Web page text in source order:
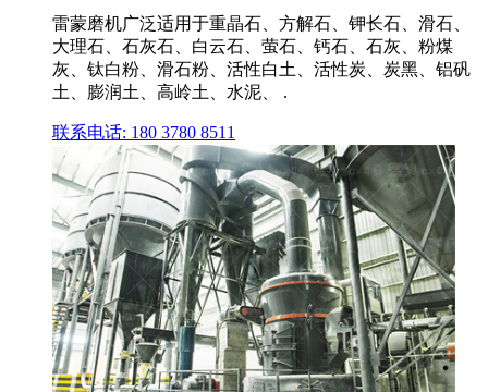
雷蒙磨机广泛适用于重晶石、方解石、钾长石、滑石、
大理石、石灰石、白云石、萤石、钙石、石灰、粉煤
灰、钛白粉、滑石粉、活性白土、活性炭、炭黑、铝矾
土、膨润土、高岭土、水泥、 .
联系电话: 180 3780 8511